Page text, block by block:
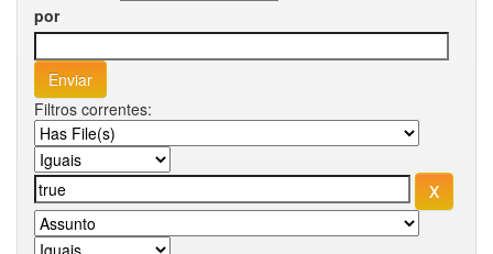
por
Filtros correntes: